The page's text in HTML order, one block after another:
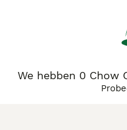
We hebben 0 Chow